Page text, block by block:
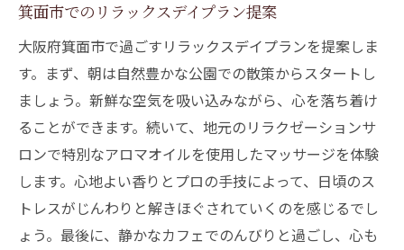
箕面市でのリラックスデイプラン提案
大阪府箕面市で過ごすリラックスデイプランを提案しま
す。まず、朝は自然豊かな公園での散策からスタートし
ましょう。新鮮な空気を吸い込みながら、心を落ち着け
ることができます。続いて、地元のリラクゼーションサ
ロンで特別なアロマオイルを使用したマッサージを体験
します。心地よい香りとプロの手技によって、日頃のス
トレスがじんわりと解きほぐされていくのを感じるでし
ょう。最後に、静かなカフェでのんびりと過ごし、心も